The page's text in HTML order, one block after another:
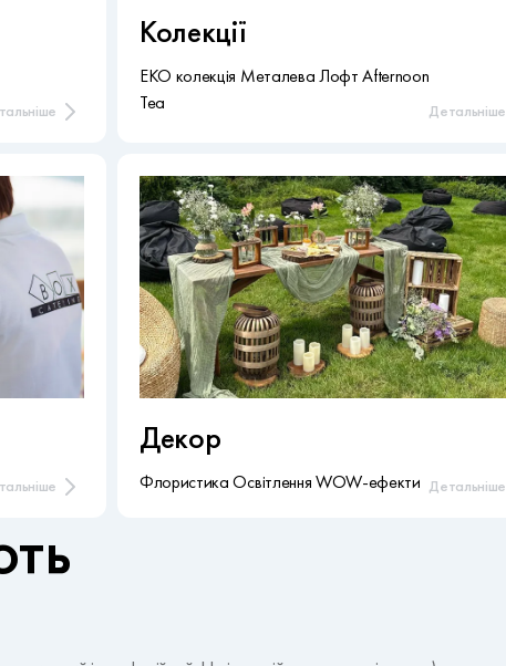
Колекції
ЕКО колекція Металева Лофт Afternoon
Tea
Детальніше
Декор
Флористика Освітлення WOW-ефекти Детальніше